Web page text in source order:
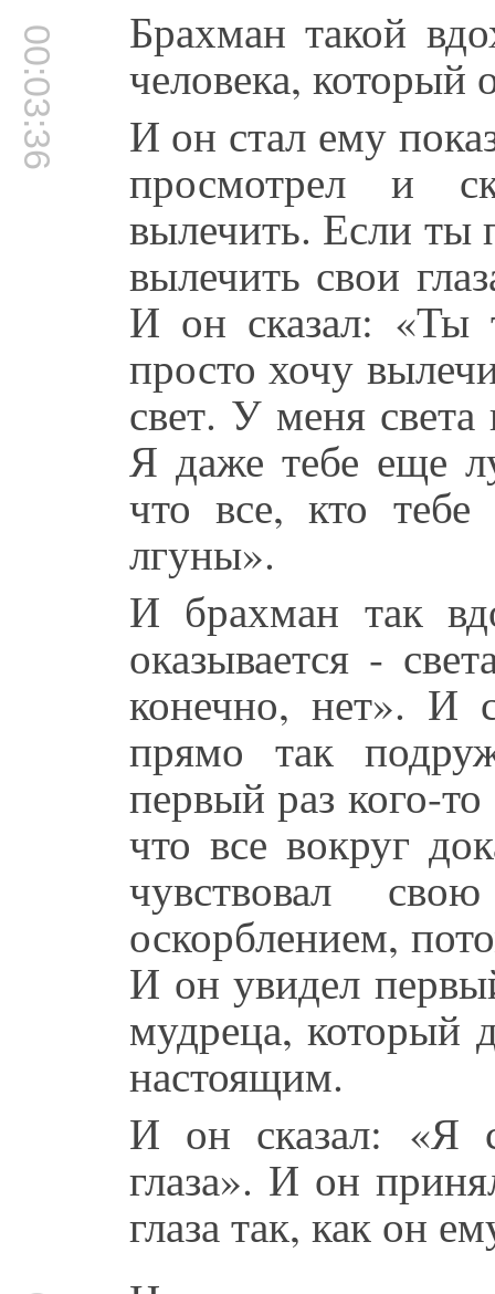
00:03:36 Брахман такой
человека, который
И он стал ему
просмотрел и
вылечить. Если
вылечить свои
И он сказал: «Ты
просто хочу
свет. У меня
Я даже тебе еще
что все, кто
лгуны».
И брахман так
оказывается -
конечно, нет». И
прямо так
первый раз кого-
что все вокруг
чувствовал
оскорблением,
И он увидел
мудреца, который
настоящим.
И он сказал: «Я
глаза». И он
глаза так, как он